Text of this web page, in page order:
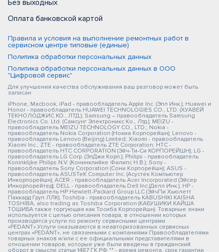
Без выходных
Оплата банковской картой
Правила и условия на выполнение ремонтных работ в
сервисном центре типовые (единые)
Политика обработки персональных данных
Политика обработки персональных данных в ООО
"Цифровой сервис"
Для улучшения качества обслуживания ваш разговор может быть
записан
iPhone, Macbook, iPad - правообладатель Apple Inc. (Эпл Инк.); Huawei и
Honor - правообладатель HUAWEI TECHNOLOGIES CO., LTD. (ХУАВЕЙ
ТЕКНОЛОДЖИС КО., ЛТД.); Samsung – правообладатель Samsung
Electronics Co. Ltd. (Самсунг Электроникс Ко., Лтд.); MEIZU -
правообладатель MEIZU TECHNOLOGY CO., LTD.; Nokia -
правообладатель Nokia Corporation (Нокиа Корпорейшн); Lenovo -
правообладатель Lenovo (Beijing) Limited; Xiaomi - правообладатель
Xiaomi Inc.; ZTE - правообладатель ZTE Corporation; HTC -
правообладатель HTC CORPORATION (Эйч-Ти-Си КОРПОРЕЙШН); LG -
правообладатель LG Corp. (ЭлДжи Корп.); Philips - правообладатель
Koninklijke Philips N.V. (Конинклийке Филипс Н.В.); Sony -
правообладатель Sony Corporation (Сони Корпорейшн); ASUS -
правообладатель ASUSTeK Computer Inc. (Асустек Компьютер
Инкорпорейшн); ACER - правообладатель Acer Incorporated (Эйсер
Инкорпорейтед); DELL - правообладатель Dell Inc.(Делл Инк.); HP -
правообладатель HP Hewlett-Packard Group LLC (ЭйчПи Хьюлетт
Паккард Груп ЛЛК); Toshiba - правообладатель KABUSHIKI KAISHA
TOSHIBA, also trading as Toshiba Corporation (КАБУШИКИ КАЙША
ТОШИБА также торгующая как Тосиба Корпорейшн). Товарные знаки
используется с целью описания товара, в отношении которых
производятся услуги по ремонту сервисными центрами
«PEDANT».Услуги оказываются в неавторизованных сервисных
центрах «PEDANT», не связанными с компаниями Правообладателями
товарных знаков и/или с ее официальными представителями в
отношении товаров, которые уже были введены в гражданский
оборот в смысле статьи 1487 ГК РФ ** - время ремонта, срок гарантии